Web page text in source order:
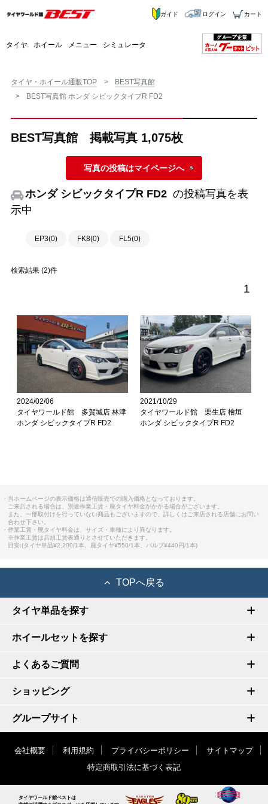
タイヤ ホイール メニュー シミュレータ
ガイド ログイン カート
タイヤ・ホイール通販TOP
BEST写真館
BEST写真館 ホンダ シビックタイプR FD2
BEST写真館 掲載写真 1,075枚
写真の投稿はマイページへ
ホンダ シビックタイプR FD2 の投稿写真を表
示中
EP3(0) FK8(0) FL5(0)
検索結果 (2)件
1
2024/02/06
タイヤワールド館 多賀城店 林津
ホンダ シビックタイプR FD2
2021/10/29
タイヤワールド館 栗生店 檜垣
ホンダ シビックタイプR FD2
・当ホームページの表示価格は通信販売での購入価格となっております。
ご来店される場合は、別途作業工賃・廃タイヤ料金がかかる場合がございます。
また、一部取付けを行っていない商品もございますので、詳しくはご来店される店舗にお問い
合わせ下さい。
・作業工賃・廃タイヤ料金は、サイズ・車種により異なります。
※作業工賃は店頭工賃表通りとさせていただきます。
目安:(タイヤ単品¥2,200/1本、廃タイヤ¥550/1本、バルブ¥440円/1本)
TOPへ戻る
タイヤ単品を探す
ホイールセットを探す
よくあるご質問
ショッピング
グループサイト
会社概要 利用規約 プライバシーポリシー
サイトマップ
特定商取引法に基づく表記
タイヤワールド館ベストは